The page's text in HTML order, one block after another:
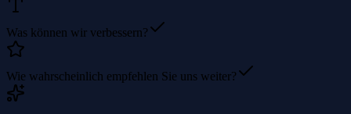
Was können wir verbessern?
Wie wahrscheinlich empfehlen Sie uns weiter?